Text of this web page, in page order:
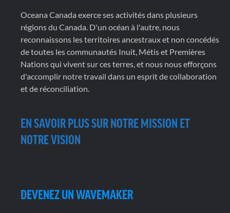
Oceana Canada exerce ses activités dans plusieurs
régions du Canada. D'un océan à l'autre, nous
reconnaissons les territoires ancestraux et non concédés
de toutes les communautés Inuit, Métis et Premières
Nations qui vivent sur ces terres, et nous nous efforçons
d'accomplir notre travail dans un esprit de collaboration
et de réconciliation.
EN SAVOIR PLUS SUR NOTRE MISSION ET
NOTRE VISION
DEVENEZ UN WAVEMAKER